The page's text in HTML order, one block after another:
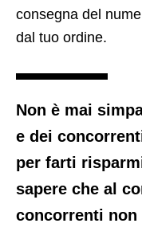
consegna del
dal tuo ordine.
Non è mai
e dei
per farti
sapere che al
concorrenti